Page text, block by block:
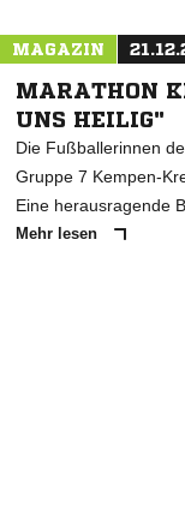
MAGAZIN
MARATHON
UNS HEILIG"
Die Fußballerinnen
Gruppe 7 Kempen-
Eine herausragende
Mehr lesen